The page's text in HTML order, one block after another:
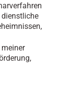
dienstliche